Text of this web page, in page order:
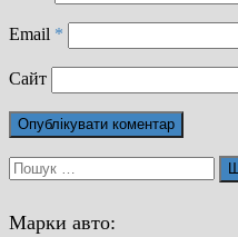
Email *
Сайт
Пошук:
Марки авто: